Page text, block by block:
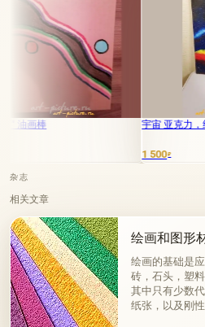
宇宙 亚克力，纸板
杂志
相关文章
绘画和图形
绘画的基础是
砖，石头，塑
其中只有少数
纸张，以及刚